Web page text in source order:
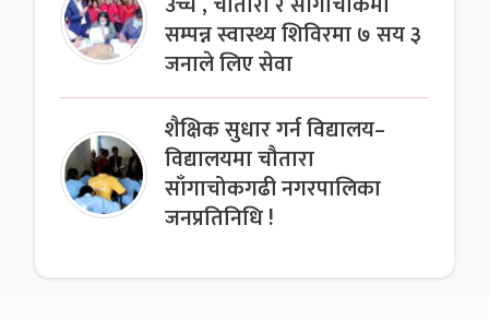
सम्पन्न स्वास्थ्य शिविरमा ७ सय ३
जनाले लिए सेवा
शैक्षिक सुधार गर्न विद्यालय–
विद्यालयमा चौतारा
साँगाचोकगढी नगरपालिका
जनप्रतिनिधि !